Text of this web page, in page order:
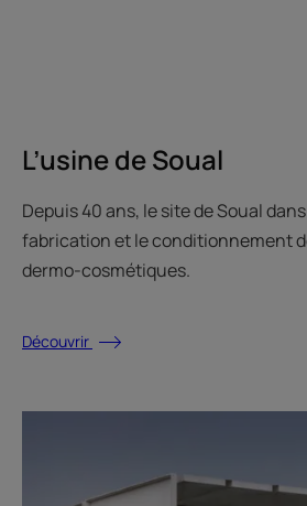
L’usine de Soual
Depuis 40 ans, le site de Soual
fabrication et le conditionnement
dermo-cosmétiques.
Découvrir